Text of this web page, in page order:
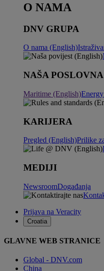
O NAMA
DNV GRUPA
O nama (English)
NAŠA
Maritime (English)
KARIJERA
Pregled (English)Prilike
MEDIJI
NewsroomDogađanja
Prijava na Veracity
Croatia
GLAVNE WEB STRANICE
Global - DNV.com
China